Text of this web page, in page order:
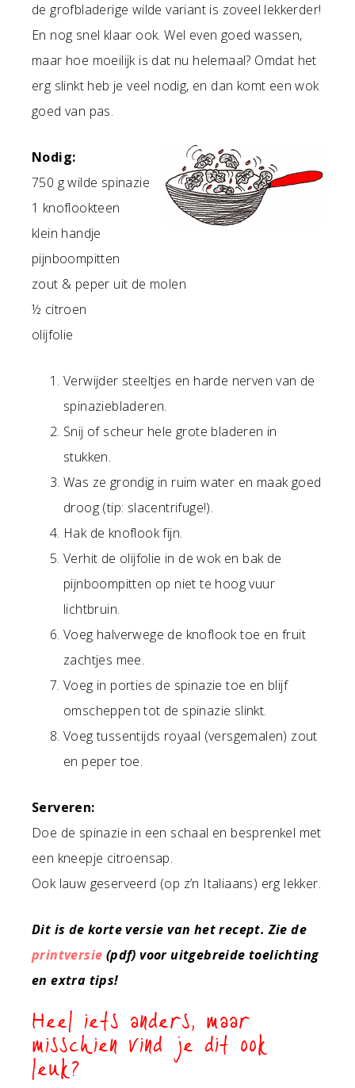
de grofbladerige wilde variant is zoveel lekkerder!
En nog snel klaar ook. Wel even goed wassen,
maar hoe moeilijk is dat nu helemaal? Omdat het
erg slinkt heb je veel nodig, en dan komt een wok
goed van pas.
Nodig:
750 g wilde spinazie
1 knoflookteen
klein handje
pijnboompitten
zout & peper uit de molen
½ citroen
olijfolie
Verwijder steeltjes en harde nerven van de
spinaziebladeren.
Snij of scheur hele grote bladeren in
stukken.
Was ze grondig in ruim water en maak goed
droog (tip: slacentrifuge!).
Hak de knoflook fijn.
Verhit de olijfolie in de wok en bak de
pijnboompitten op niet te hoog vuur
lichtbruin.
Voeg halverwege de knoflook toe en fruit
zachtjes mee.
Voeg in porties de spinazie toe en blijf
omscheppen tot de spinazie slinkt.
Voeg tussentijds royaal (versgemalen) zout
en peper toe.
Serveren:
Doe de spinazie in een schaal en besprenkel met
een kneepje citroensap.
Ook lauw geserveerd (op z’n Italiaans) erg lekker.
Dit is de korte versie van het recept. Zie de
printversie (pdf) voor uitgebreide toelichting
en extra tips!
Heel iets anders, maar
misschien vind je dit ook
leuk?